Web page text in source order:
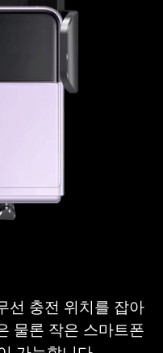
선 충전 위치를 잡아
물론 작은 스마트폰